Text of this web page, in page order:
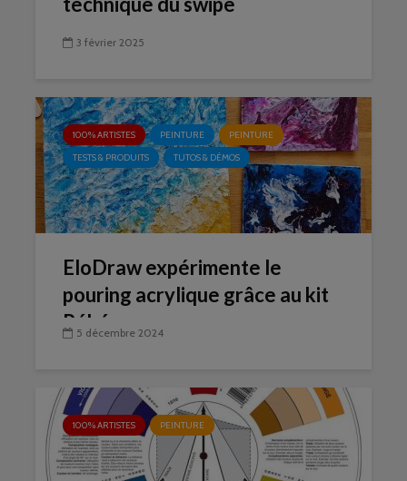
3 février 2025
100% ARTISTES PEINTURE
PEINTURE
TESTS & PRODUITS
TUTOS & DÉMOS
EloDraw expérimente le
pouring acrylique grâce au kit
Pébéo
5 décembre 2024
100% ARTISTES PEINTURE